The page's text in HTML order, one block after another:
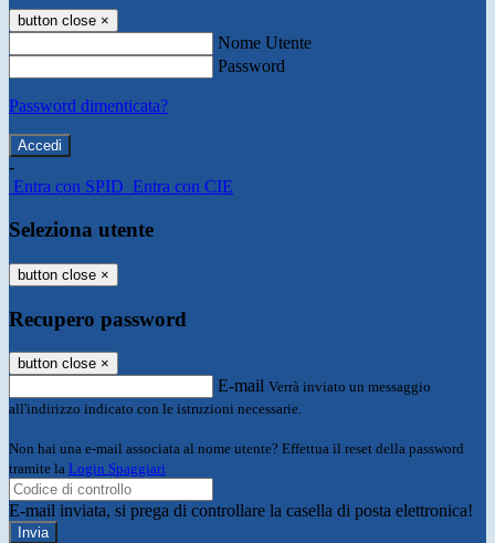
button close ×
Nome Utente
Password
Password dimenticata?
-
Entra con SPID Entra con CIE
Seleziona utente
button close ×
Recupero password
button close ×
E-mail Verrà inviato un messaggio
all'indirizzo indicato con le istruzioni necessarie.
Non hai una e-mail associata al nome utente? Effettua il reset della password
tramite la Login Spaggiari
E-mail inviata, si prega di controllare la casella di posta elettronica!